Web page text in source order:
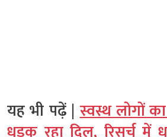
यह भी पढ़ें |स्वस्थ लोगों